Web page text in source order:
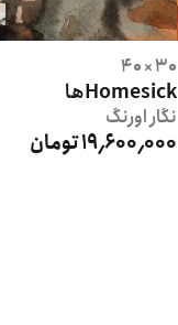
30 × 40
Homesickها
نگاراورنگ
19٬600٬000 تومان